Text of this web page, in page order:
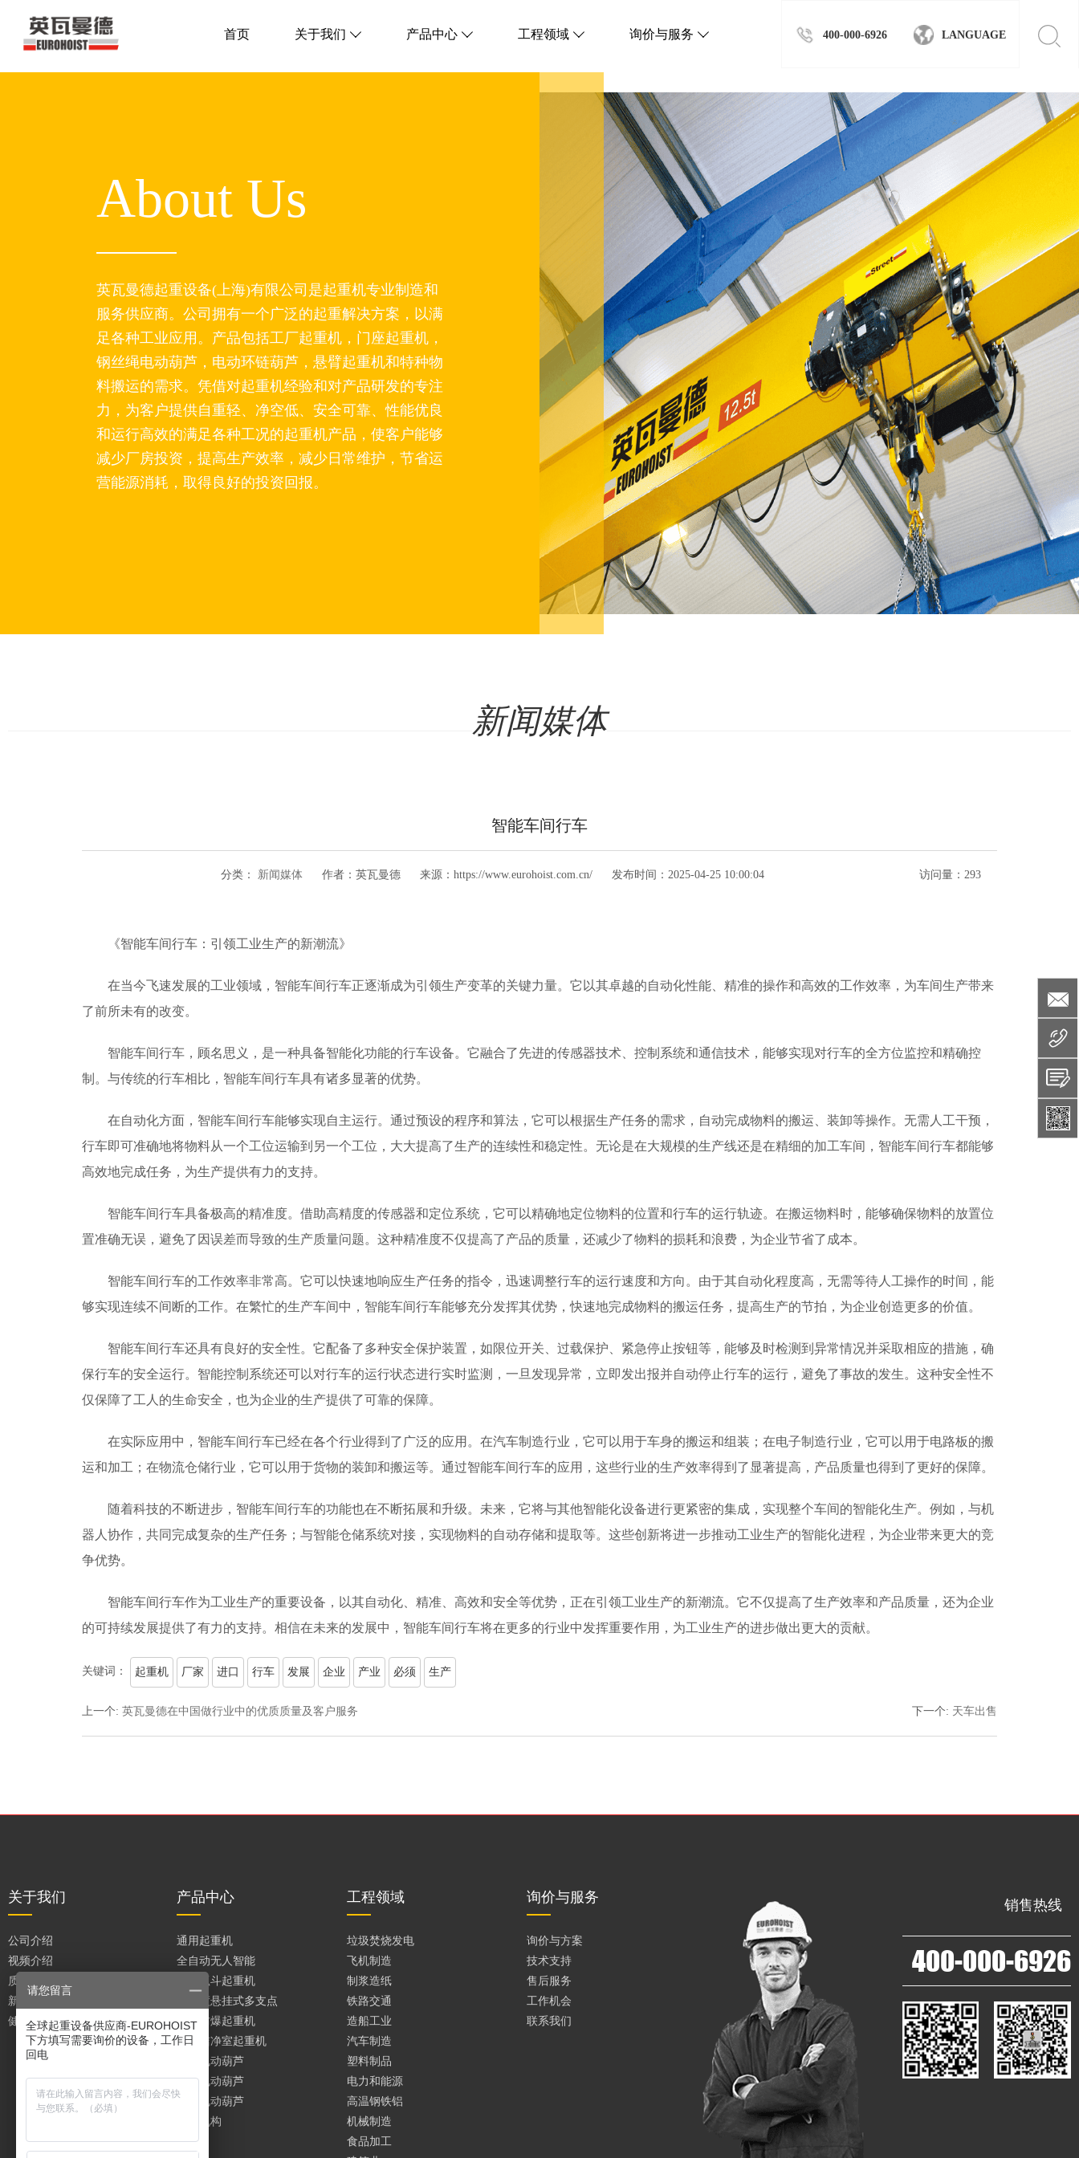
首页 关于我们  产品中心  工程领域  询价与服务  400-000-6926 LANGUAGE
About Us
英瓦曼德起重设备(上海)有限公司是起重机专业制造和
服务供应商。公司拥有一个广泛的起重解决方案，以满
足各种工业应用。产品包括工厂起重机，门座起重机，
钢丝绳电动葫芦，电动环链葫芦，悬臂起重机和特种物
料搬运的需求。凭借对起重机经验和对产品研发的专注
力，为客户提供自重轻、净空低、安全可靠、性能优良
和运行高效的满足各种工况的起重机产品，使客户能够
减少厂房投资，提高生产效率，减少日常维护，节省运
营能源消耗，取得良好的投资回报。
新闻媒体
智能车间行车
分类： 新闻媒体 作者： 英瓦曼德 来源： https://www.eurohoist.com.cn/ 发布时间： 2025-04-25 10:00:04 访问量： 293
《智能车间行车：引领工业生产的新潮流》
在当今飞速发展的工业领域，智能车间行车正逐渐成为引领生产变革的关键力量。它以其卓越的自动化性能、精准的操作和高效的工作效率，为车间生产带来
了前所未有的改变。
智能车间行车，顾名思义，是一种具备智能化功能的行车设备。它融合了先进的传感器技术、控制系统和通信技术，能够实现对行车的全方位监控和精确控
制。与传统的行车相比，智能车间行车具有诸多显著的优势。
在自动化方面，智能车间行车能够实现自主运行。通过预设的程序和算法，它可以根据生产任务的需求，自动完成物料的搬运、装卸等操作。无需人工干预，
行车即可准确地将物料从一个工位运输到另一个工位，大大提高了生产的连续性和稳定性。无论是在大规模的生产线还是在精细的加工车间，智能车间行车都能够
高效地完成任务，为生产提供有力的支持。
智能车间行车具备极高的精准度。借助高精度的传感器和定位系统，它可以精确地定位物料的位置和行车的运行轨迹。在搬运物料时，能够确保物料的放置位
置准确无误，避免了因误差而导致的生产质量问题。这种精准度不仅提高了产品的质量，还减少了物料的损耗和浪费，为企业节省了成本。
智能车间行车的工作效率非常高。它可以快速地响应生产任务的指令，迅速调整行车的运行速度和方向。由于其自动化程度高，无需等待人工操作的时间，能
够实现连续不间断的工作。在繁忙的生产车间中，智能车间行车能够充分发挥其优势，快速地完成物料的搬运任务，提高生产的节拍，为企业创造更多的价值。
智能车间行车还具有良好的安全性。它配备了多种安全保护装置，如限位开关、过载保护、紧急停止按钮等，能够及时检测到异常情况并采取相应的措施，确
保行车的安全运行。智能控制系统还可以对行车的运行状态进行实时监测，一旦发现异常，立即发出报并自动停止行车的运行，避免了事故的发生。这种安全性不
仅保障了工人的生命安全，也为企业的生产提供了可靠的保障。
在实际应用中，智能车间行车已经在各个行业得到了广泛的应用。在汽车制造行业，它可以用于车身的搬运和组装；在电子制造行业，它可以用于电路板的搬
运和加工；在物流仓储行业，它可以用于货物的装卸和搬运等。通过智能车间行车的应用，这些行业的生产效率得到了显著提高，产品质量也得到了更好的保障。
随着科技的不断进步，智能车间行车的功能也在不断拓展和升级。未来，它将与其他智能化设备进行更紧密的集成，实现整个车间的智能化生产。例如，与机
器人协作，共同完成复杂的生产任务；与智能仓储系统对接，实现物料的自动存储和提取等。这些创新将进一步推动工业生产的智能化进程，为企业带来更大的竞
争优势。
智能车间行车作为工业生产的重要设备，以其自动化、精准、高效和安全等优势，正在引领工业生产的新潮流。它不仅提高了生产效率和产品质量，还为企业
的可持续发展提供了有力的支持。相信在未来的发展中，智能车间行车将在更多的行业中发挥重要作用，为工业生产的进步做出更大的贡献。
关键词： 起重机 厂家 进口 行车 发展 企业 产业 必须 生产
上一个: 英瓦曼德在中国做行业中的优质质量及客户服务 下一个: 天车出售
关于我们
公司介绍
视频介绍
质量保证
新闻媒体
健康安全和政策
产品中心
通用起重机
全自动无人智能
垃圾抓斗起重机
大跨度悬挂式多支点
进口防爆起重机
无尘洁净室起重机
双梁电动葫芦
单梁电动葫芦
环链电动葫芦
起重机构
工程领域
垃圾焚烧发电
飞机制造
制浆造纸
铁路交通
造船工业
汽车制造
塑料制品
电力和能源
高温钢铁铝
机械制造
食品加工
询价与服务
询价与方案
技术支持
售后服务
工作机会
联系我们
销售热线
400-000-6926
请您留言
全球起重设备供应商-EUROHOIST
下方填写需要询价的设备，工作日
回电